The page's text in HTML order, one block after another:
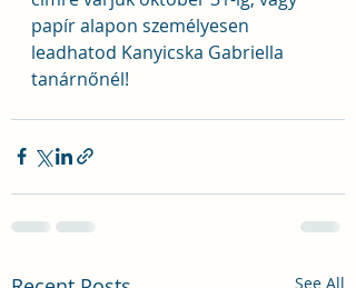
papír alapon személyesen
leadhatod Kanyicska Gabriella
tanárnőnél!
See All